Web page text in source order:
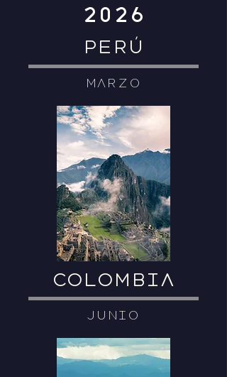
2026
PERÚ
MARZO
COLOMBIA
JUNIO